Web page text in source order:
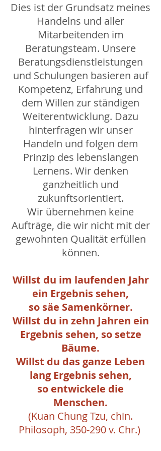
Dies ist der Grundsatz meines
Handelns und aller
Mitarbeitenden im
Beratungsteam. Unsere
Beratungsdienstleistungen
und Schulungen basieren auf
Kompetenz, Erfahrung und
dem Willen zur ständigen
Weiterentwicklung. Dazu
hinterfragen wir unser
Handeln und folgen dem
Prinzip des lebenslangen
Lernens. Wir denken
ganzheitlich und
zukunftsorientiert.
Wir übernehmen keine
Aufträge, die wir nicht mit der
gewohnten Qualität erfüllen
können.
Willst du im laufenden Jahr
ein Ergebnis sehen,
so säe Samenkörner.
Willst du in zehn Jahren ein
Ergebnis sehen, so setze
Bäume.
Willst du das ganze Leben
lang Ergebnis sehen,
so entwickele die
Menschen.
(Kuan Chung Tzu, chin.
Philosoph, 350-290 v. Chr.)